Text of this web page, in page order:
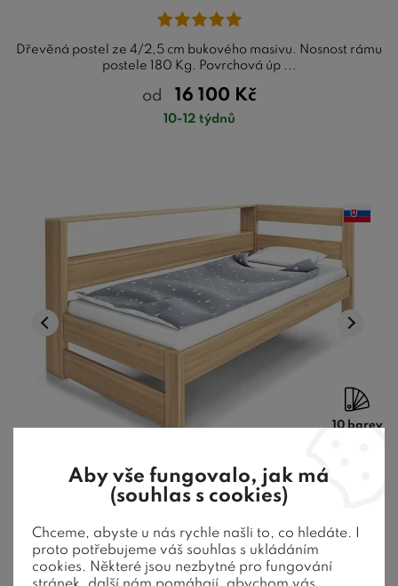
Dřevěná postel ze 4/2,5 cm bukového masivu. Nosnost rámu
postele 180 Kg. Povrchová úp ...
od 16 100 Kč
10-12 týdnů
10 barev
Rohová zvýšená postel jednolůžko ELA s
policemi, PRAVÁ masiv buk
Dřevěná postel ze 4/2,5 cm bukového masivu. Nosnost rámu
Aby vše fungovalo, jak má
(souhlas s cookies)
Chceme, abyste u nás rychle našli to, co hledáte. I
proto potřebujeme váš souhlas s ukládáním
cookies. Některé jsou nezbytné pro fungování